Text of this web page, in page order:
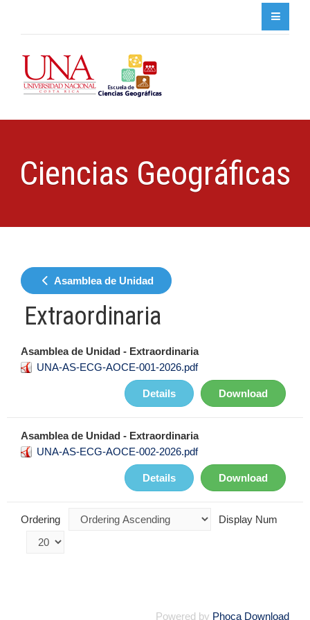
Ciencias Geográficas
Asamblea de Unidad
Extraordinaria
Asamblea de Unidad - Extraordinaria
UNA-AS-ECG-AOCE-001-2026.pdf
Download
Details
Asamblea de Unidad - Extraordinaria
UNA-AS-ECG-AOCE-002-2026.pdf
Download
Details
Ordering Display Num
Powered by Phoca Download